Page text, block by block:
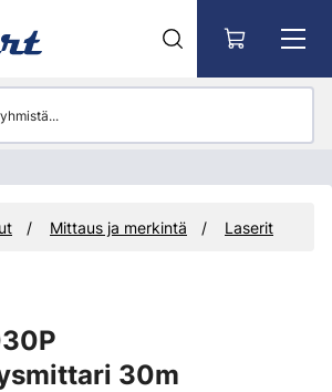
Mittaus ja merkintä Laserit
30m